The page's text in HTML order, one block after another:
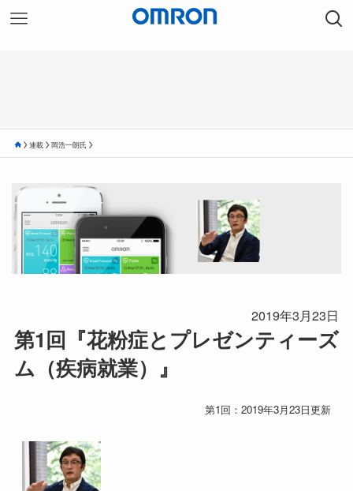
連載 岡浩一朗氏
2019年3月23日
第1回『花粉症とプレゼンティーズ
ム（疾病就業）』
第1回：2019年3月23日更新